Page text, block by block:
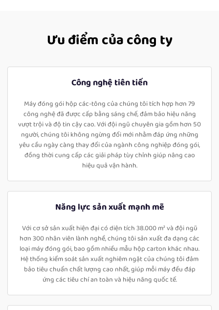
Ưu điểm của công ty
Công nghệ tiên tiến
Máy đóng gói hộp các-tông của chúng tôi tích hợp hơn 79
công nghệ đã được cấp bằng sáng chế, đảm bảo hiệu năng
vượt trội và độ tin cậy cao. Với đội ngũ chuyên gia gồm hơn 50
người, chúng tôi không ngừng đổi mới nhằm đáp ứng những
yêu cầu ngày càng thay đổi của ngành công nghiệp đóng gói,
đồng thời cung cấp các giải pháp tùy chỉnh giúp nâng cao
hiệu quả vận hành.
Năng lực sản xuất mạnh mẽ
Với cơ sở sản xuất hiện đại có diện tích 38.000 m² và đội ngũ
hơn 300 nhân viên lành nghề, chúng tôi sản xuất đa dạng các
loại máy đóng gói, bao gồm nhiều mẫu hộp carton khác nhau.
Hệ thống kiểm soát sản xuất nghiêm ngặt của chúng tôi đảm
bảo tiêu chuẩn chất lượng cao nhất, giúp mỗi máy đều đáp
ứng các tiêu chí an toàn và hiệu năng quốc tế.